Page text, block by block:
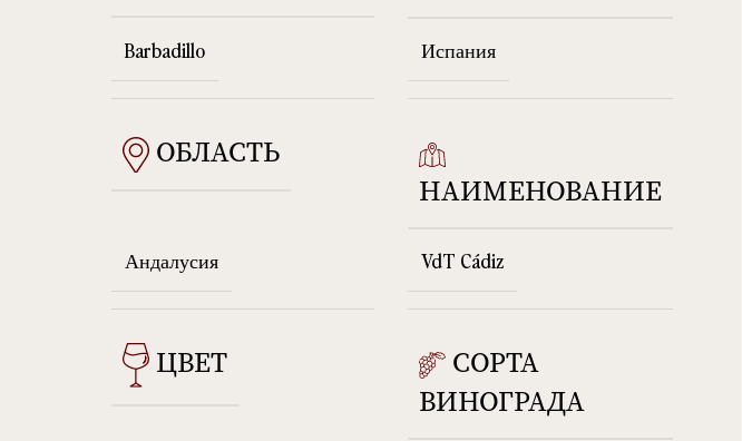
Barbadillo Испания
ОБЛАСТЬ
Андалусия
НАИМЕНОВАНИЕ
VdT Cádiz
ЦВЕТ
СОРТА
ВИНОГРАДА